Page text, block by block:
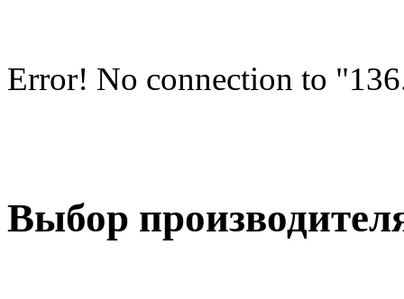
Error! No connection to
Выбор